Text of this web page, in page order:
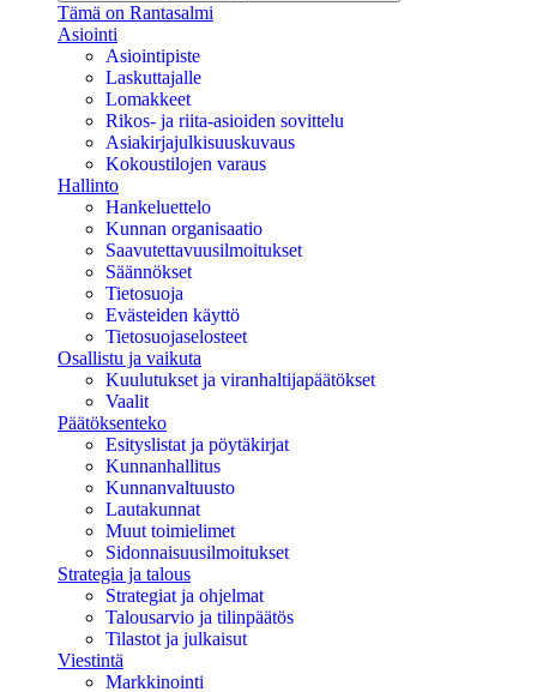
Tämä on Rantasalmi
Asiointi
Asiointipiste
Laskuttajalle
Lomakkeet
Rikos- ja riita-asioiden sovittelu
Asiakirjajulkisuuskuvaus
Kokoustilojen varaus
Hallinto
Hankeluettelo
Kunnan organisaatio
Saavutettavuusilmoitukset
Säännökset
Tietosuoja
Evästeiden käyttö
Tietosuojaselosteet
Osallistu ja vaikuta
Kuulutukset ja viranhaltijapäätökset
Vaalit
Päätöksenteko
Esityslistat ja pöytäkirjat
Kunnanhallitus
Kunnanvaltuusto
Lautakunnat
Muut toimielimet
Sidonnaisuusilmoitukset
Strategia ja talous
Strategiat ja ohjelmat
Talousarvio ja tilinpäätös
Tilastot ja julkaisut
Viestintä
Markkinointi